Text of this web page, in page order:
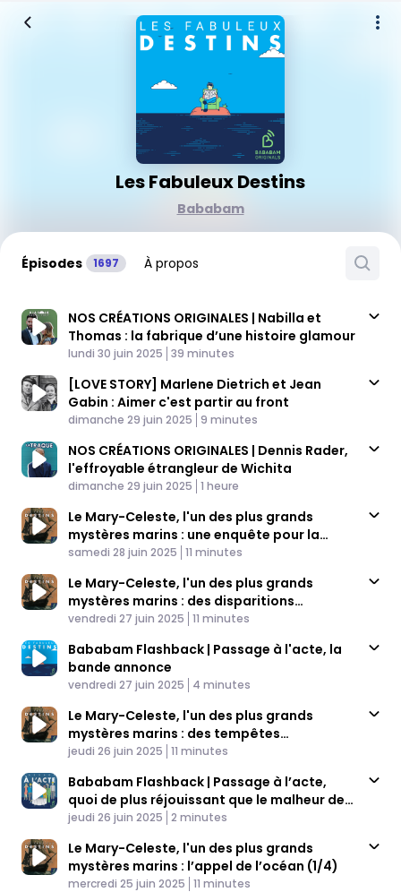
Les Fabuleux Destins
Bababam
Épisodes 1697 À propos
NOS CRÉATIONS ORIGINALES | Nabilla et
Thomas : la fabrique d’une histoire glamour
Published At
lundi 30 juin 2025 Time
39 minutes
[LOVE STORY] Marlene Dietrich et Jean
Gabin : Aimer c'est partir au front
Published At
dimanche 29 juin 2025 Time
9 minutes
NOS CRÉATIONS ORIGINALES | Dennis Rader,
l'effroyable étrangleur de Wichita
Published At
dimanche 29 juin 2025 Time
1 heure
Le Mary-Celeste, l'un des plus grands
mystères marins : une enquête pour la
vérité (4/4)
Published At
samedi 28 juin 2025 Time
11 minutes
Le Mary-Celeste, l'un des plus grands
mystères marins : des disparitions
inexplicables (3/4)
Published At
vendredi 27 juin 2025 Time
11 minutes
Bababam Flashback | Passage à l'acte, la
bande annonce
Published At
vendredi 27 juin 2025 Time
4 minutes
Le Mary-Celeste, l'un des plus grands
mystères marins : des tempêtes
cataclysmiques (2/4)
Published At
jeudi 26 juin 2025 Time
11 minutes
Bababam Flashback | Passage à l’acte,
quoi de plus réjouissant que le malheur des
autres ?
Published At
jeudi 26 juin 2025 Time
2 minutes
Le Mary-Celeste, l'un des plus grands
mystères marins : l’appel de l’océan (1/4)
Published At
mercredi 25 juin 2025 Time
11 minutes